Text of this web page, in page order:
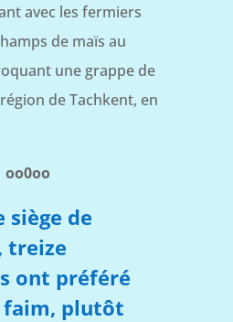
avec les fermiers
de maïs au
une grappe de
de Tachkent, en
oo0oo
siège de
treize
ont préféré
plutôt